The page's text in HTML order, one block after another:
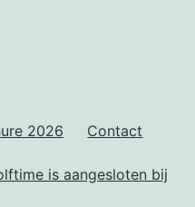
2026 Contact
is aangesloten bij